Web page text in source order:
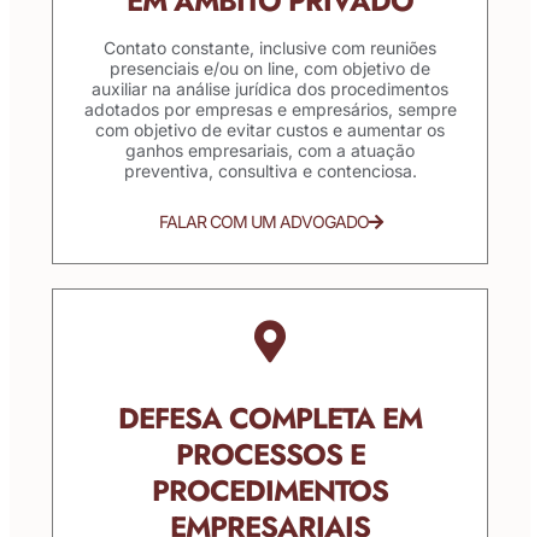
Contato constante, inclusive com reuniões
presenciais e/ou on line, com objetivo de
auxiliar na análise jurídica dos procedimentos
adotados por empresas e empresários, sempre
com objetivo de evitar custos e aumentar os
ganhos empresariais, com a atuação
preventiva, consultiva e contenciosa.
FALAR COM UM ADVOGADO
DEFESA COMPLETA EM
PROCESSOS E
PROCEDIMENTOS
EMPRESARIAIS